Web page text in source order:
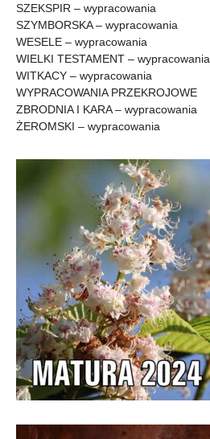
SZEKSPIR – wypracowania
SZYMBORSKA – wypracowania
WESELE – wypracowania
WIELKI TESTAMENT – wypracowania
WITKACY – wypracowania
WYPRACOWANIA PRZEKROJOWE
ZBRODNIA I KARA – wypracowania
ŻEROMSKI – wypracowania